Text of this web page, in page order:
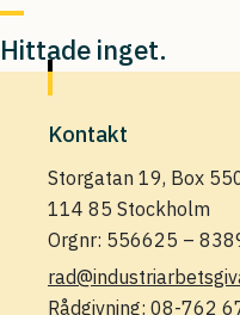
Hittade inget.
Kontakt
Storgatan 19, Box
114 85 Stockholm
Orgnr: 556625 –
Rådgivning: 08-762